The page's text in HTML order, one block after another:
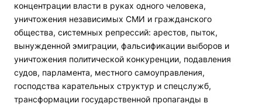
концентрации власти в руках одного человека,
уничтожения независимых СМИ и гражданского
общества, системных репрессий: арестов, пыток,
вынужденной эмиграции, фальсификации выборов и
уничтожения политической конкуренции, подавления
судов, парламента, местного самоуправления,
господства карательных структур и спецслужб,
трансформации государственной пропаганды в